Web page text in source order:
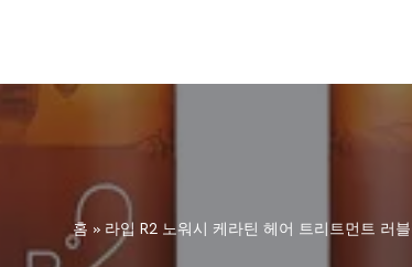
홈 » 라입 R2 노워시 케라틴 헤어 트리트먼트 러